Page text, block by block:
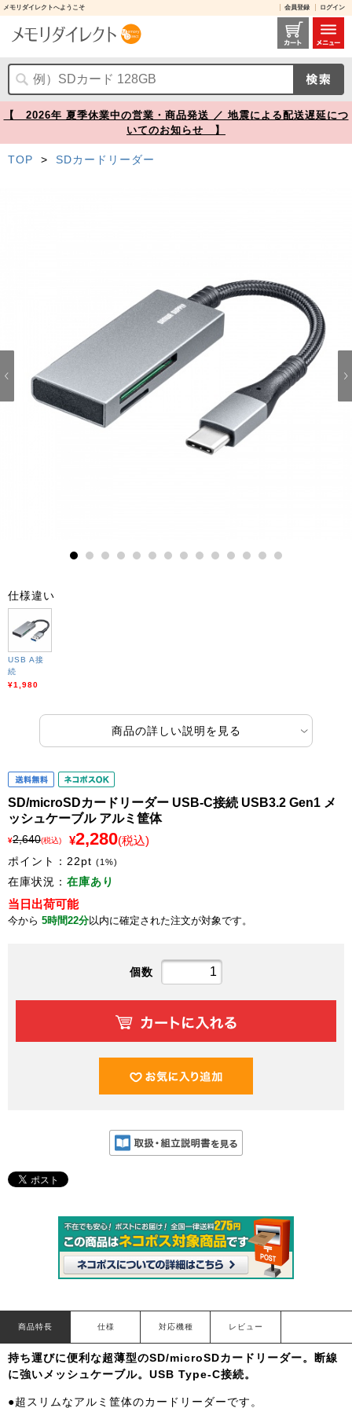
メモリダイレクトへようこそ 会員登録 ログイン
SD/microSDカードリーダー USB-C接続 USB3.2 Gen1 メッシュケーブル アルミ筐体【メモリダイレクト】
【 2026年 夏季休業中の営業・商品発送 ／ 地震による配送遅延につ
いてのお知らせ 】
TOP > SDカードリーダー
10 11 12 13
仕様違い
USB A接
続
¥1,980
商品の詳しい説明を見る
SD/microSDカードリーダー USB-C接続 USB3.2 Gen1 メ
ッシュケーブル アルミ筐体
¥2,640(税込) ¥2,280(税込)
ポイント： 22pt (1%)
在庫状況： 在庫あり
当日出荷可能
今から 5時間22分以内に確定された注文が対象です。
個数
商品特長 仕様 対応機種 レビュー
持ち運びに便利な超薄型のSD/microSDカードリーダー。断線
に強いメッシュケーブル。USB Type-C接続。
●超スリムなアルミ筐体のカードリーダーです。